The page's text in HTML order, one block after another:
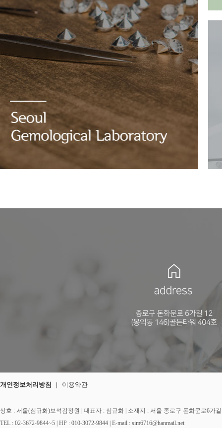
개인정보처리방침 | 이용약관
상호 : 서울(심규화)보석감정원 | 대표자 : 심규화 | 소재지 : 서울 종로구 돈화문로6가
TEL : 02-3672-9844~5 | HP : 010-3072-9844 | E-mail : sim6716@hanmail.net